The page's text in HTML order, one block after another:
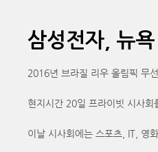
삼성전자, 뉴
2016년 브라질 리우 올림픽 무
현지시간 20일 프라이빗 시사
이날 시사회에는 스포츠, IT, 영